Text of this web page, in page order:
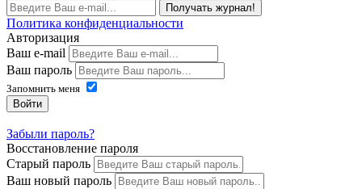
Получать журнал!
Политика конфиденциальности
Авторизация
Ваш e-mail
Ваш пароль
Запомнить меня
Войти
Забыли пароль?
Восстановление пароля
Старый пароль
Ваш новый пароль